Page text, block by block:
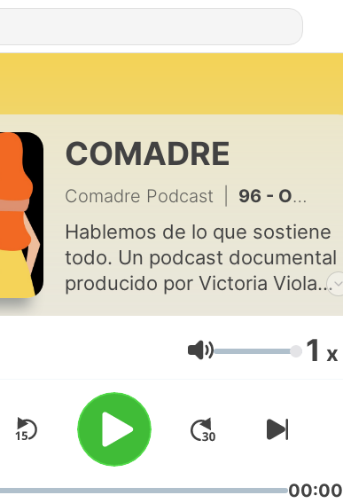
COMADRE
Comadre Podcast 96 - Ovodonación y método ROPA: qué pasa en el cuerpo, el vínculo y la ley cuando se gesta con óvulos de alguien más.
Hablemos de lo que sostiene
todo. Un podcast documental
producido por Victoria Viola
Porque no son temas privados,
son economía real, política
aun así, se esconden, se
minimizan y se cargan sobre
cuerpos ya cansados. En
Comadre investigamos para
Volumen 1 x
00:00